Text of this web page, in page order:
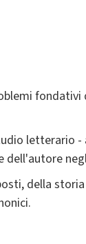
letterario
della